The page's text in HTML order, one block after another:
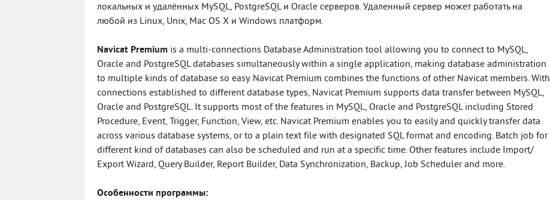
локальных и удалённых MySQL, PostgreSQL и Oracle серверов. Удаленный сервер может работать на
любой из Linux, Unix, Mac OS X и Windows платформ.
Navicat Premium is a multi-connections Database Administration tool allowing you to connect to MySQL,
Oracle and PostgreSQL databases simultaneously within a single application, making database administration
to multiple kinds of database so easy. Navicat Premium combines the functions of other Navicat members. With
connections established to different database types, Navicat Premium supports data transfer between MySQL,
Oracle and PostgreSQL. It supports most of the features in MySQL, Oracle and PostgreSQL including Stored
Procedure, Event, Trigger, Function, View, etc. Navicat Premium enables you to easily and quickly transfer data
across various database systems, or to a plain text file with designated SQL format and encoding. Batch job for
different kind of databases can also be scheduled and run at a specific time. Other features include Import/
Export Wizard, Query Builder, Report Builder, Data Synchronization, Backup, Job Scheduler and more.
Особенности программы: